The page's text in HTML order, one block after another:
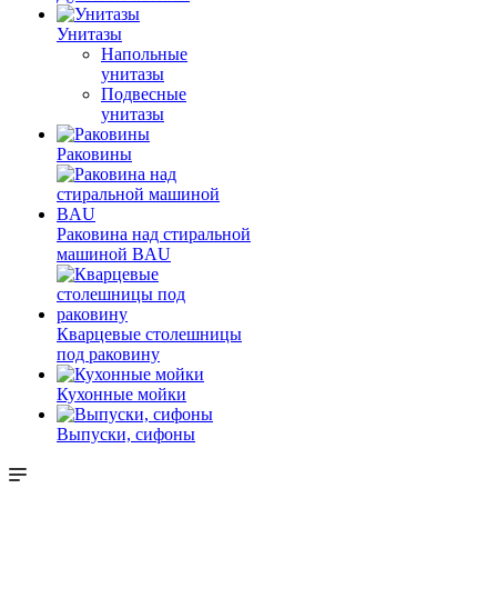
Унитазы
Напольные
унитазы
Подвесные
унитазы
Раковины
Раковина над стиральной
машиной BAU
Кварцевые столешницы
под раковину
Кухонные мойки
Выпуски, сифоны